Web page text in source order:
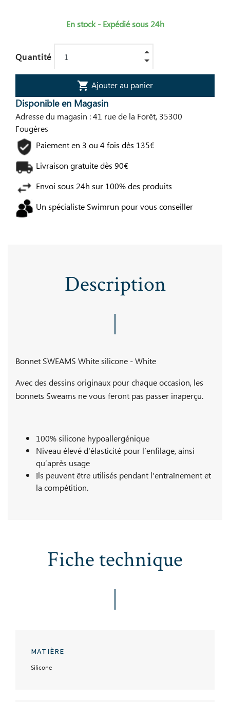
En stock - Expédié sous 24h
Quantité
shopping_cart Ajouter au panier
Disponible en Magasin
Adresse du magasin : 41 rue de la Forêt, 35300
Fougères
Paiement en 3 ou 4 fois dès 135€
Livraison gratuite dès 90€
Envoi sous 24h sur 100% des produits
Un spécialiste Swimrun pour vous conseiller
Description
Bonnet SWEAMS White silicone - White
Avec des dessins originaux pour chaque occasion, les
bonnets Sweams ne vous feront pas passer inaperçu.
100% silicone hypoallergénique
Niveau élevé d'élasticité pour l’enfilage, ainsi
qu’après usage
Ils peuvent être utilisés pendant l'entraînement et
la compétition.
Fiche technique
MATIÈRE
Silicone